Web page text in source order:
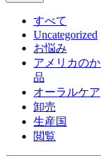
すべて
Uncategorized
お悩み
アメリカの
品
オーラルケア
卸売
生産国
閲覧